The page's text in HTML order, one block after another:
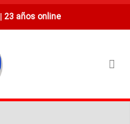
23 años online